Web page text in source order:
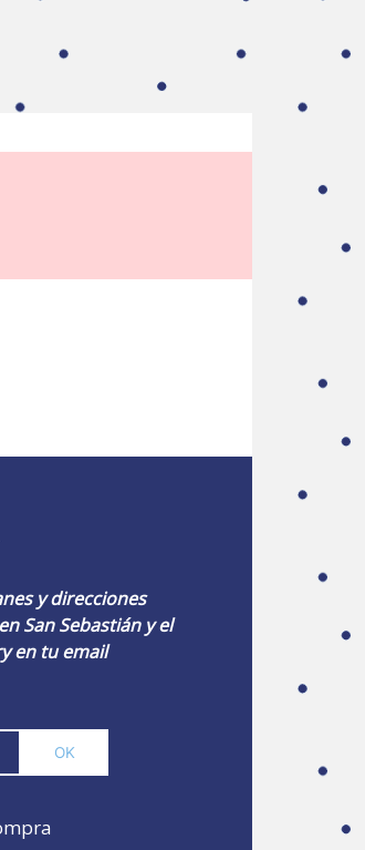
y direcciones
San Sebastián y el
en tu email